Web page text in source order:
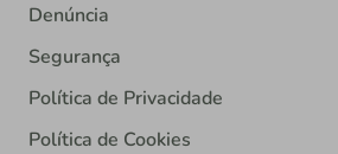
Denúncia
Segurança
Política de Privacidade
Política de Cookies